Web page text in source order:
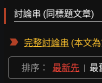
討論串 (同標題文章)
完整討論串 (本文為
排序： 最新先 | 最